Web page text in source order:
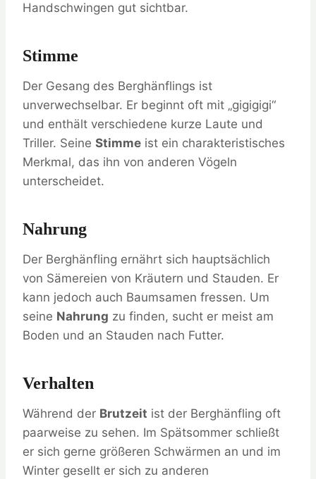
Handschwingen gut sichtbar.
Stimme
Der Gesang des Berghänflings ist
unverwechselbar. Er beginnt oft mit „gigigigi“
und enthält verschiedene kurze Laute und
Triller. Seine Stimme ist ein charakteristisches
Merkmal, das ihn von anderen Vögeln
unterscheidet.
Nahrung
Der Berghänfling ernährt sich hauptsächlich
von Sämereien von Kräutern und Stauden. Er
kann jedoch auch Baumsamen fressen. Um
seine Nahrung zu finden, sucht er meist am
Boden und an Stauden nach Futter.
Verhalten
Während der Brutzeit ist der Berghänfling oft
paarweise zu sehen. Im Spätsommer schließt
er sich gerne größeren Schwärmen an und im
Winter gesellt er sich zu anderen